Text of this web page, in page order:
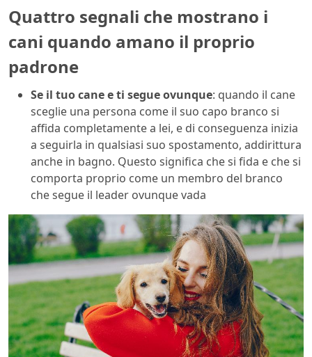
Quattro segnali che mostrano i
cani quando amano il proprio
padrone
Se il tuo cane e ti segue ovunque: quando il cane
sceglie una persona come il suo capo branco si
affida completamente a lei, e di conseguenza inizia
a seguirla in qualsiasi suo spostamento, addirittura
anche in bagno. Questo significa che si fida e che si
comporta proprio come un membro del branco
che segue il leader ovunque vada